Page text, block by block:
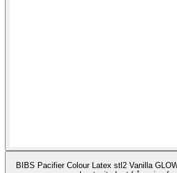
BIBS Pacifier Colour Latex stl2 Vanilla